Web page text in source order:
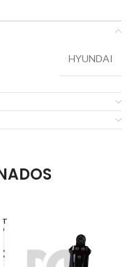
HYUNDAI